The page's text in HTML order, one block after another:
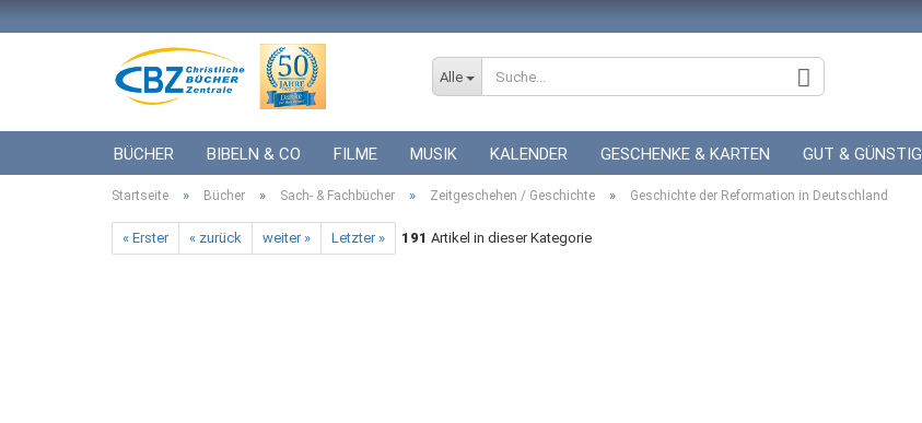
Alle
BÜCHER BIBELN & CO FILME MUSIK KALENDER GESCHENKE & KARTEN GUT & GÜNSTIG
ICF BÜCHER VERSCHIEDENES GESCHENKE ZUR HOCHZEIT GUTSCHEINE
Startseite » Bücher » Sach- & Fachbücher » Zeitgeschehen / Geschichte » Geschichte der Reformation in Deutschland
« Erster « zurück weiter » Letzter » 191 Artikel in dieser Kategorie